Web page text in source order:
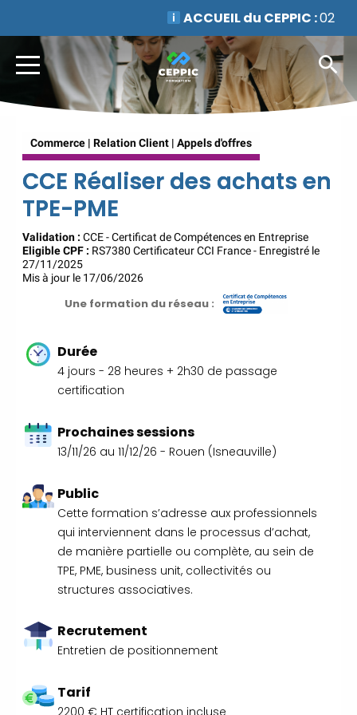
ACCUEIL du CEPPIC :02 35
59 44 00
|
Formations
Qualité Sécurité Environnement
Développement Durable en
alternance :participez à nos
réunions d’information
|
commerciale est à votre écoute
|
ACCUEIL du CEPPIC :
02 35 59 44 00
|
Formations
Développement Durable en
alternance :participez à nos
Prenez RDV :
commerciale est à votre écoute
Qualité Sécurité Environnement
Développement Durable en
Prenez RDV :
commerciale est à votre écoute
Qualité Sécurité Environnement
Développement Durable en
alternance :participez à nos
réunions d’information
Prenez RDV :
|
02 35 59 44 00
alternance :participez à nos
Commerce | Relation Client | Appels d'offres
CCE Réaliser des achats en
TPE-PME
Validation : CCE - Certificat de Compétences en Entreprise
Eligible CPF : RS7380 Certificateur CCI France - Enregistré le
27/11/2025
Mis à jour le 17/06/2026
Une formation du réseau :
Durée
4 jours - 28 heures + 2h30 de passage
certification
Prochaines sessions
13/11/26 au 11/12/26 - Rouen (Isneauville)
Public
Cette formation s’adresse aux professionnels
qui interviennent dans le processus d’achat,
de manière partielle ou complète, au sein de
TPE, PME, business unit, collectivités ou
structures associatives.
Recrutement
Entretien de positionnement
Tarif